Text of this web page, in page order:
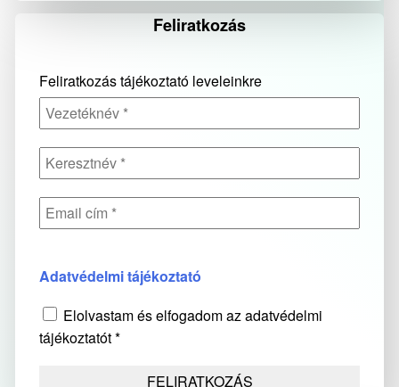
Feliratkozás
Feliratkozás tájékoztató leveleinkre
Adatvédelmi tájékoztató
Elolvastam és elfogadom az adatvédelmi
tájékoztatót *